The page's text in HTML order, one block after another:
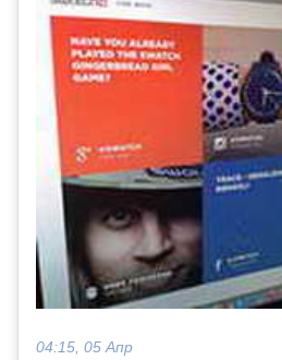
04:15, 05 Апр